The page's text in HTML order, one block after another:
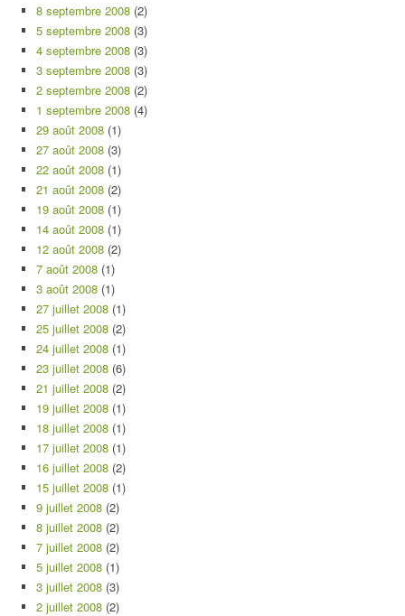
8 septembre 2008 (2)
5 septembre 2008 (3)
4 septembre 2008 (3)
3 septembre 2008 (3)
2 septembre 2008 (2)
1 septembre 2008 (4)
29 août 2008 (1)
27 août 2008 (3)
22 août 2008 (1)
21 août 2008 (2)
19 août 2008 (1)
14 août 2008 (1)
12 août 2008 (2)
7 août 2008 (1)
3 août 2008 (1)
27 juillet 2008 (1)
25 juillet 2008 (2)
24 juillet 2008 (1)
23 juillet 2008 (6)
21 juillet 2008 (2)
19 juillet 2008 (1)
18 juillet 2008 (1)
17 juillet 2008 (1)
16 juillet 2008 (2)
15 juillet 2008 (1)
9 juillet 2008 (2)
8 juillet 2008 (2)
7 juillet 2008 (2)
5 juillet 2008 (1)
3 juillet 2008 (3)
2 juillet 2008 (2)